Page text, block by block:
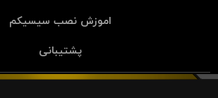
اموزش نصب سیسیکم
پشتیبانی